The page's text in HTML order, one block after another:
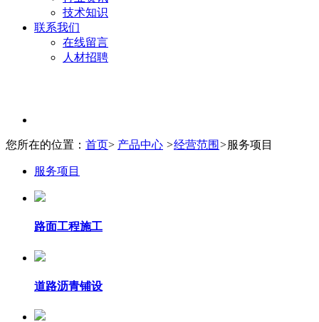
技术知识
联系我们
在线留言
人材招聘
您所在的位置： 首页> 产品中心 >经营范围 >服务项目
服务项目
路面工程施工
道路沥青铺设